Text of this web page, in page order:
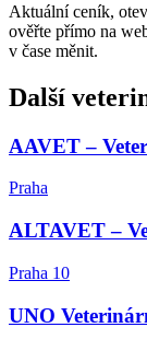
Aktuální ceník,
ověřte přímo na
v čase měnit.
Další
AAVET –
Praha
ALTAVET –
Praha 10
UNO